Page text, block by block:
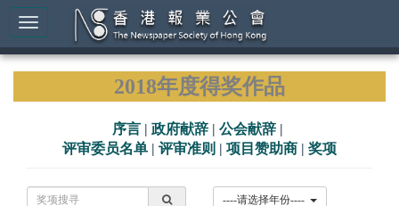
2018年度得奖作品
序言 | 政府献辞 | 公会献辞 |
评审委员名单 | 评审准则 | 项目赞助商 | 奖项